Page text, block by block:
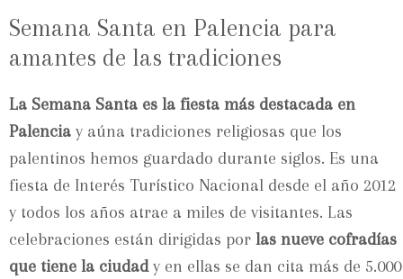
Semana Santa en Palencia para
amantes de las tradiciones
La Semana Santa es la fiesta más destacada en
Palencia y aúna tradiciones religiosas que los
palentinos hemos guardado durante siglos. Es una
fiesta de Interés Turístico Nacional desde el año 2012
y todos los años atrae a miles de visitantes. Las
celebraciones están dirigidas por las nueve cofradías
que tiene la ciudady en ellas se dan cita más de 5.000